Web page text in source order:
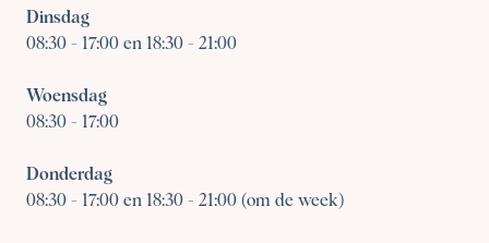
Dinsdag
08:30 - 17:00 en 18:30 - 21:00
Woensdag
08:30 - 17:00
Donderdag
08:30 - 17:00 en 18:30 - 21:00 (om de week)